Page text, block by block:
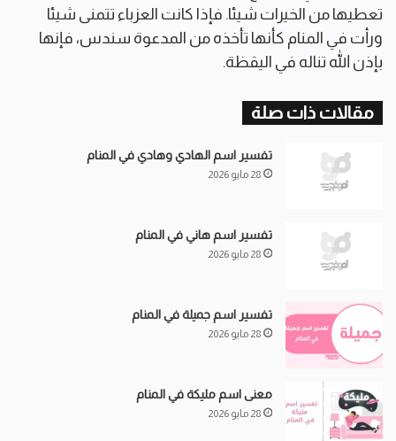
تعطيها من الخيرات شيئا. فإذا كانت العزباء تتمنى شيئا
ورأت في المنام كأنها تأخذه من المدعوة سندس، فإنها
بإذن الله تناله في اليقظة.
مقالات ذات صلة
تفسير اسم الهادي وهادي في المنام
28 مايو 2026
تفسير اسم هاني في المنام
28 مايو 2026
تفسير اسم جميلة في المنام
28 مايو 2026
معنى اسم مليكة في المنام
28 مايو 2026